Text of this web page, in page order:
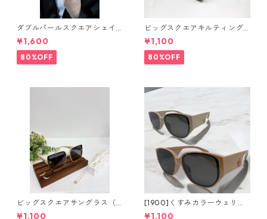
ダブルパールスクエアシェイ
プサングラス(Dark brown) **
SinSin*
¥1,600
80%OFF
ビッグスクエアキルティング
サングラス** SinSin*
¥1,100
80%OFF
ビッグスクエアサングラス（2
colors）**SinSin*
¥1,100
[1900]くすみカラーウェリン
トンサングラス（2colors）**
¥1,100